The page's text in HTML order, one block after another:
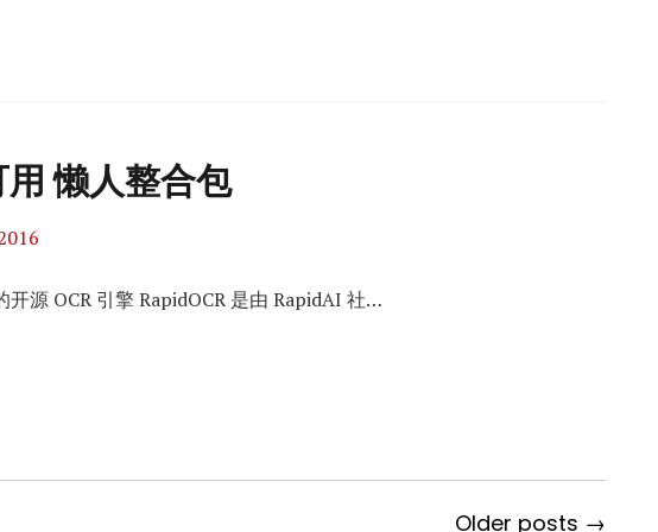
懒人整合包
源 OCR 引擎 RapidOCR 是由 RapidAI 社…
Older posts →